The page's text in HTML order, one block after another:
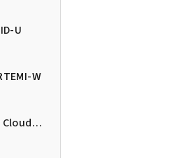
U
W
Pánské silniční běžecké boty Cloudsurfer Max